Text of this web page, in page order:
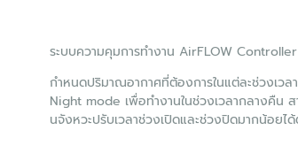
ระบบความคุมการทำงาน AirFLOW Controller
กำหนดปริมาณอากาศที่ต้องการในแต่ละช่วงเวล
Night mode เพื่อทำงานในช่วงเวลากลางคืน
นจังหวะปรับเวลาช่วงเปิดและช่วงปิดมากน้อยไ